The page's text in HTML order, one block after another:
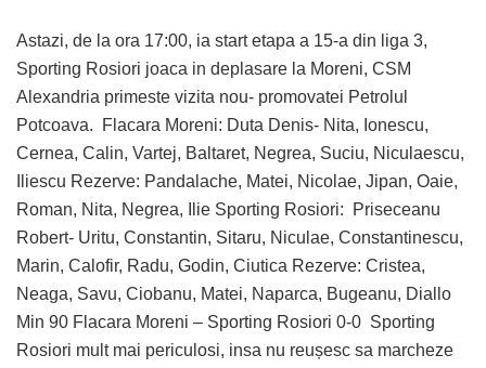
Astazi, de la ora 17:00, ia start etapa a 15-a din liga 3,
Sporting Rosiori joaca in deplasare la Moreni, CSM
Alexandria primeste vizita nou- promovatei Petrolul
Potcoava. Flacara Moreni: Duta Denis- Nita, Ionescu,
Cernea, Calin, Vartej, Baltaret, Negrea, Suciu, Niculaescu,
Iliescu Rezerve: Pandalache, Matei, Nicolae, Jipan, Oaie,
Roman, Nita, Negrea, Ilie Sporting Rosiori: Priseceanu
Robert- Uritu, Constantin, Sitaru, Niculae, Constantinescu,
Marin, Calofir, Radu, Godin, Ciutica Rezerve: Cristea,
Neaga, Savu, Ciobanu, Matei, Naparca, Bugeanu, Diallo
Min 90 Flacara Moreni – Sporting Rosiori 0-0 Sporting
Rosiori mult mai periculosi, insa nu reușesc sa marcheze